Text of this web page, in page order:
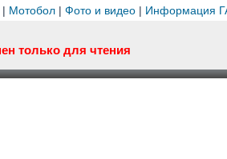
Мотобол| Фото и видео| Информация
только для чтения